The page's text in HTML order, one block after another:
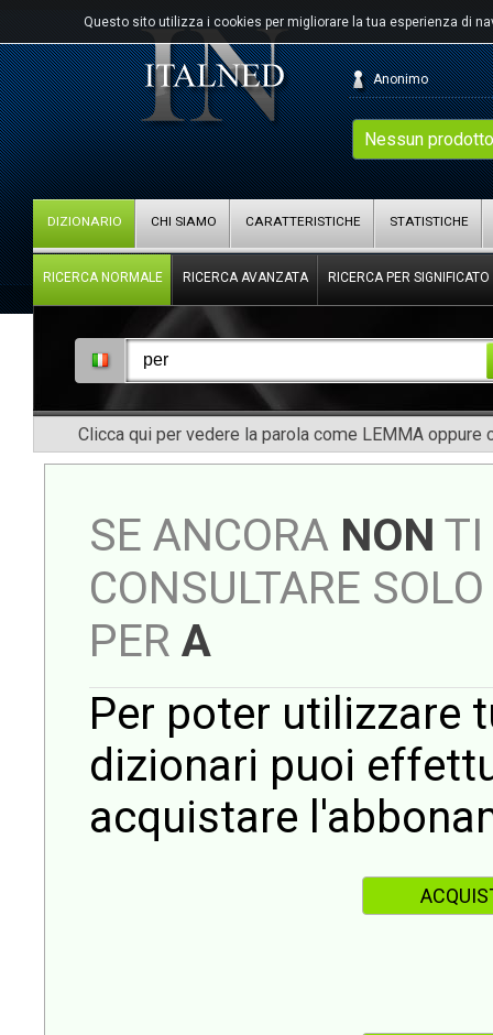
Questo sito utilizza i cookies per migliorare la tua esperienza di
Nessun
Anonimo
DIZIONARIO CHI SIAMO CARATTERISTICHE STATISTICHE
RICERCA NORMALE RICERCA AVANZATA RICERCA PER SIGNIFICATO
Clicca qui per vedere la parola come LEMMA oppure
SE ANCORA NON TI
CONSULTARE
PER A
Per poter utilizzare
dizionari puoi
acquistare